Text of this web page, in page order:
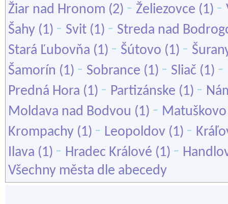
Žiar nad Hronom (2) - Želiezovce (1) -
Šahy (1) - Svit (1) - Streda nad
Stará Ľubovňa (1) - Šútovo (1) -
Šamorín (1) - Sobrance (1) - Sliač (1) -
Predná Hora (1) - Partizánske (1) -
Moldava nad Bodvou (1) - Matuškovo
Krompachy (1) - Leopoldov (1) -
Ilava (1) - Hradec Králové (1) -
Všechny města dle abecedy